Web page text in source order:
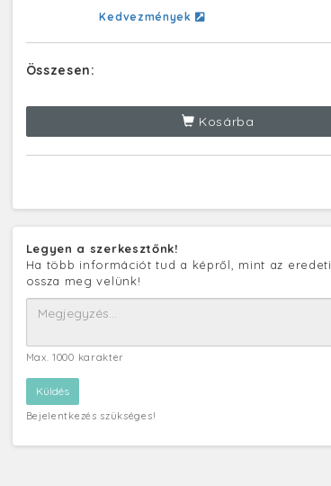
Kedvezmények
Összesen:
Kosárba
Legyen a szerkesztőnk!
Ha több információt tud a képről, mint az eredeti
ossza meg velünk!
Max. 1000 karakter
Bejelentkezés szükséges!